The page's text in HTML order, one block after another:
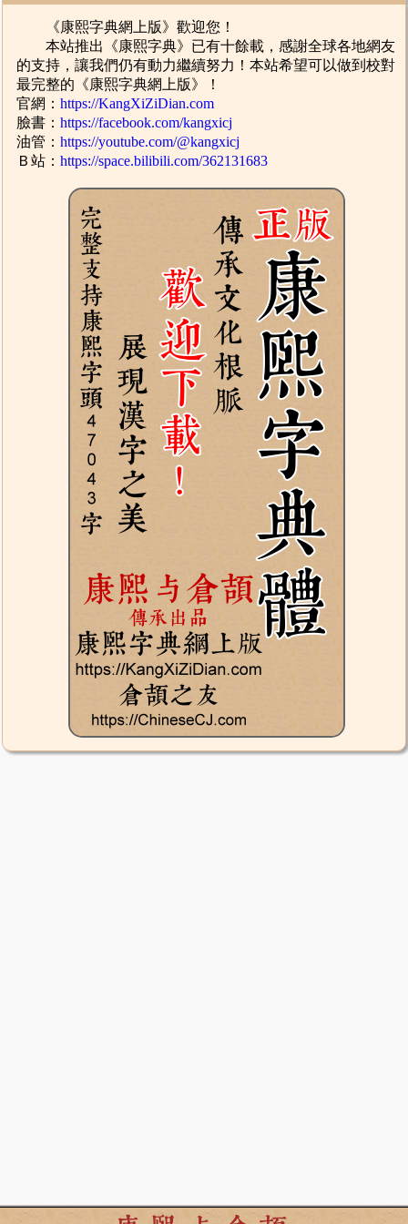
《康熙字典網上版》歡迎您！
本站推出《康熙字典》已有十餘載，感謝全球各地網友
的支持，讓我們仍有動力繼續努力！本站希望可以做到校對
最完整的《康熙字典網上版》！
官網：https://KangXiZiDian.com
臉書：https://facebook.com/kangxicj
油管：https://youtube.com/@kangxicj
Ｂ站：https://space.bilibili.com/362131683